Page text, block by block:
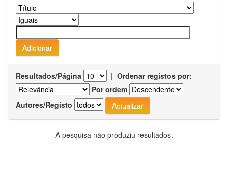
Resultados/Página | Ordenar registos por:
Por ordem
Autores/Registo
A pesquisa não produziu resultados.